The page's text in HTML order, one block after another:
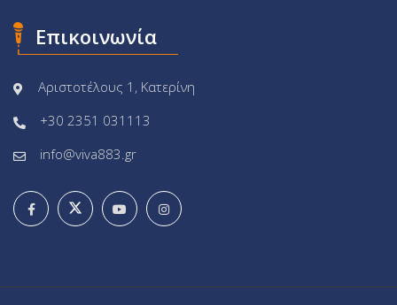
Επικοινωνία
Αριστοτέλους 1, Κατερίνη
+30 2351 031113
info@viva883.gr